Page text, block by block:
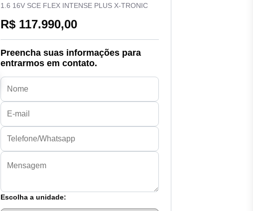
1.6 16V SCE FLEX INTENSE PLUS X-TRONIC
R$ 117.990,00
Preencha suas informações para
entrarmos em contato.
Escolha a unidade: